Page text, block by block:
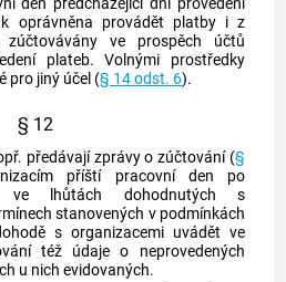
den předcházející dni provedení
oprávněna provádět platby i z
ve prospěch účtů
plateb. Volnými prostředky
pro jiný účel (§ 14 odst. 6).
§ 12
předávají zprávy o zúčtování (§
příští pracovní den po
ve lhůtách dohodnutých s
stanovených v podmínkách
s organizacemi uvádět ve
též údaje o neprovedených
u nich evidovaných.